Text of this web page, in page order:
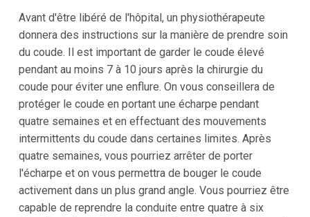
Avant d'être libéré de l'hôpital, un physiothérapeute
donnera des instructions sur la manière de prendre soin
du coude. Il est important de garder le coude élevé
pendant au moins 7 à 10 jours après la chirurgie du
coude pour éviter une enflure. On vous conseillera de
protéger le coude en portant une écharpe pendant
quatre semaines et en effectuant des mouvements
intermittents du coude dans certaines limites. Après
quatre semaines, vous pourriez arrêter de porter
l'écharpe et on vous permettra de bouger le coude
activement dans un plus grand angle. Vous pourriez être
capable de reprendre la conduite entre quatre à six